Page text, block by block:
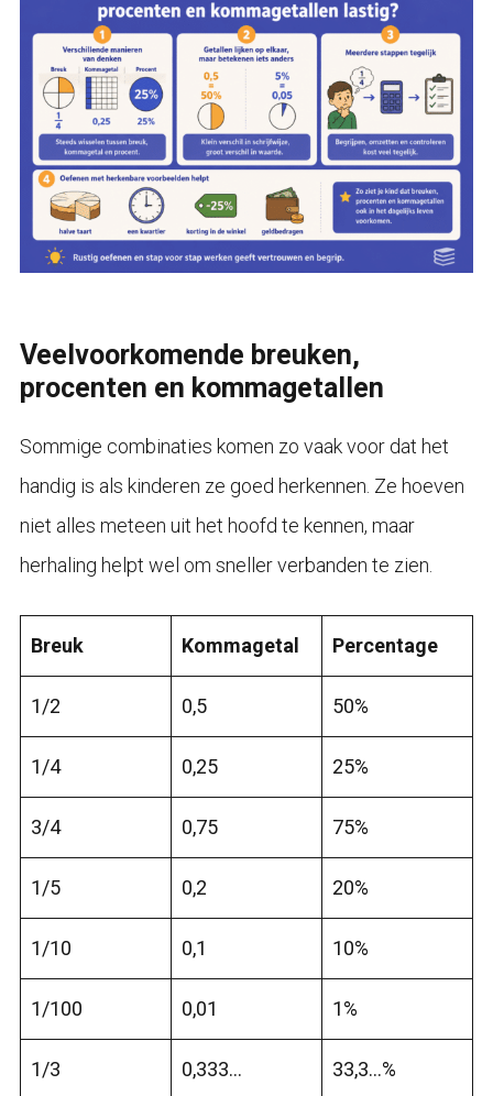
Veelvoorkomende breuken,
procenten en kommagetallen
Sommige combinaties komen zo vaak voor dat het
handig is als kinderen ze goed herkennen. Ze hoeven
niet alles meteen uit het hoofd te kennen, maar
herhaling helpt wel om sneller verbanden te zien.
Breuk Kommagetal Percentage
1/2 0,5 50%
1/4 0,25 25%
3/4 0,75 75%
1/5 0,2 20%
1/10 0,1 10%
1/100 0,01 1%
1/3 0,333… 33,3…%